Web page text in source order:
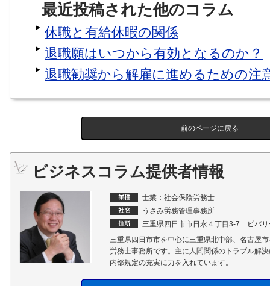
最近投稿された他のコラム
休職と有給休暇の関係
退職願はいつから有効となるのか？
退職勧奨から解雇に進めるための注
前のページに戻る
ビジネスコラム提供者情報
士業：社会保険労務士
うさみ労務管理事務所
三重県四日市市日永４丁目3-7 ビバリ
三重県四日市市を中心に三重県北中部、名古屋
労務士事務所です。主に人間関係のトラブル解
内部規定の充実に力を入れています。